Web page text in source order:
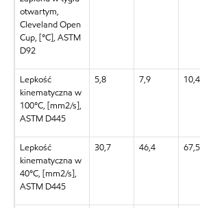
otwartym,
Cleveland Open
Cup, [°C], ASTM
D92
Lepkość
kinematyczna w
100°C, [mm2/s],
ASTM D445
5,8 7,9 10,4
Lepkość
kinematyczna w
40°C, [mm2/s],
ASTM D445
30,7 46,4 67,5